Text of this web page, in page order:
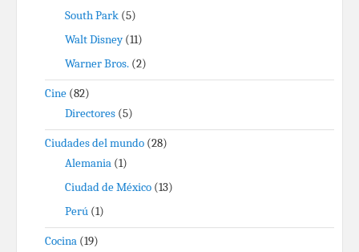
South Park (5)
Walt Disney(11)
Warner Bros. (2)
Cine (82)
Directores (5)
Ciudades del mundo (28)
Alemania (1)
Ciudad de México (13)
Perú (1)
Cocina (19)